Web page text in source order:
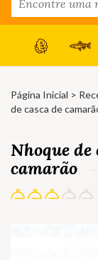
Página Inicial >
de casca de
Nhoque de
camarão